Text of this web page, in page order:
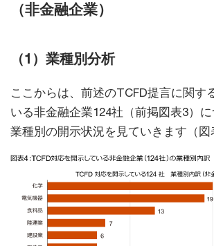
（非金融企業）
（1）業種別分析
ここからは、前述のTCFD提言に関す
いる非金融企業124社（前掲図表3）
業種別の開示状況を見ていきます（図